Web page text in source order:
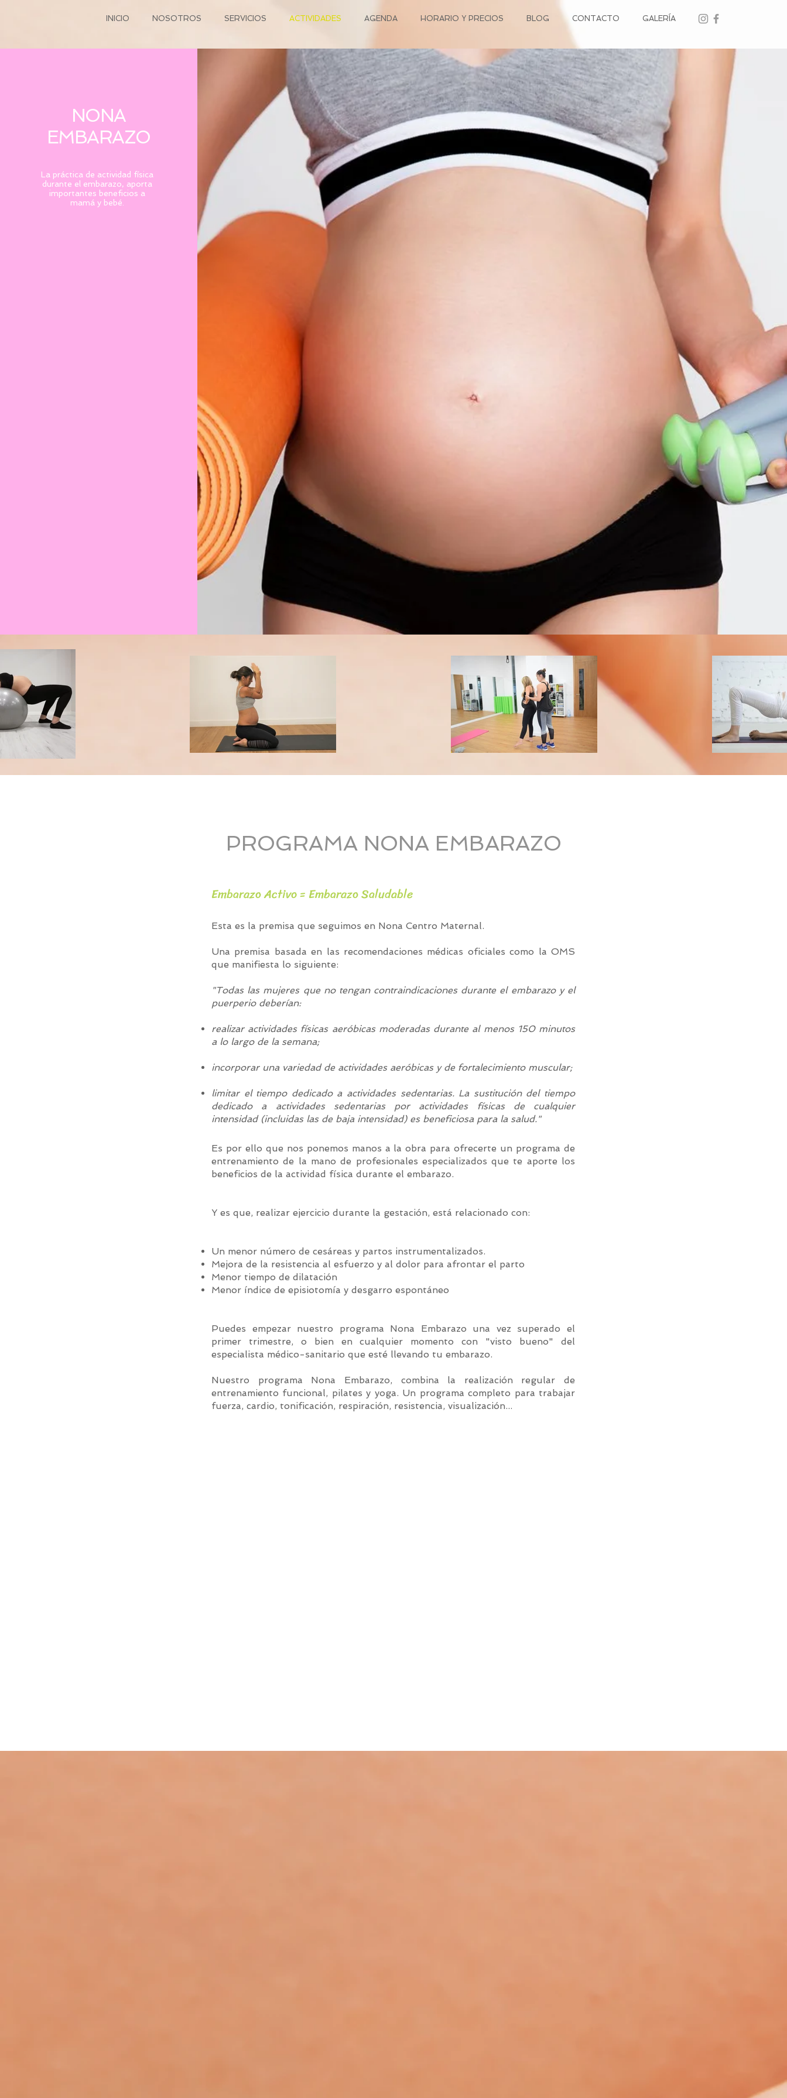
INICIO NOSOTROS SERVICIOS ACTIVIDADES AGENDA HORARIO Y PRECIOS BLOG CONTACTO GALERÍA
NONA
EMBARAZO
La práctica de actividad física
durante el embarazo, aporta
importantes beneficios a
mamá y bebé.
PROGRAMA NONA EMBARAZO
Embarazo Activo = Embarazo Saludable
Esta es la premisa que seguimos en Nona Centro Maternal.
Una premisa basada en las recomendaciones médicas oficiales como la OMS
que manifiesta lo siguiente:
"Todas las mujeres que no tengan contraindicaciones durante el embarazo y el
puerperio deberían:
realizar actividades físicas aeróbicas moderadas durante al menos 150 minutos
a lo largo de la semana;
incorporar una variedad de actividades aeróbicas y de fortalecimiento muscular;
limitar el tiempo dedicado a actividades sedentarias. La sustitución del tiempo
dedicado a actividades sedentarias por actividades físicas de cualquier
intensidad (incluidas las de baja intensidad) es beneficiosa para la salud."
Es por ello que nos ponemos manos a la obra para ofrecerte un programa de
entrenamiento de la mano de profesionales especializados que te aporte los
beneficios de la actividad física durante el embarazo.
Y es que, realizar ejercicio durante la gestación, está relacionado con:
Un menor número de cesáreas y partos instrumentalizados.
Mejora de la resistencia al esfuerzo y al dolor para afrontar el parto
Menor tiempo de dilatación
Menor índice de episiotomía y desgarro espontáneo
Puedes empezar nuestro programa Nona Embarazo una vez superado el
primer trimestre, o bien en cualquier momento con "visto bueno" del
especialista médico-sanitario que esté llevando tu embarazo.
Nuestro programa Nona Embarazo, combina la realización regular de
entrenamiento funcional, pilates y yoga. Un programa completo para trabajar
fuerza, cardio, tonificación, respiración, resistencia, visualización...